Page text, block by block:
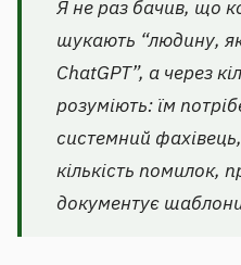
Я не раз бачив, що
шукають “людину,
ChatGPT”, а через
розуміють: їм
системний
кількість помилок,
документує